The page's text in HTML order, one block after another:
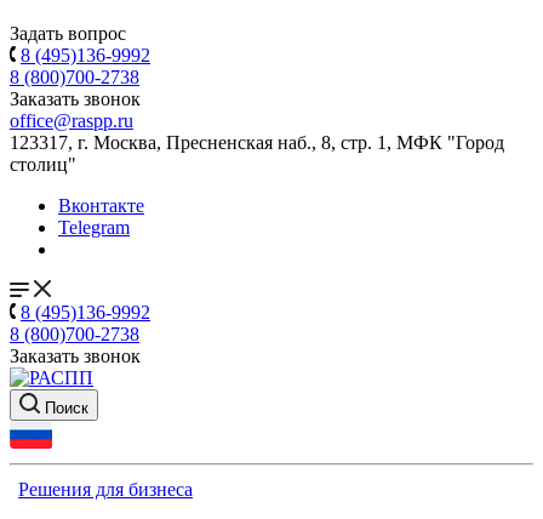
Задать вопрос
8 (495)136-9992
8 (800)700-2738
Заказать звонок
office@raspp.ru
123317, г. Москва, Пресненская наб., 8, стр. 1, МФК "Город
столиц"
Вконтакте
Telegram
8 (495)136-9992
8 (800)700-2738
Заказать звонок
Поиск
Решения для бизнеса